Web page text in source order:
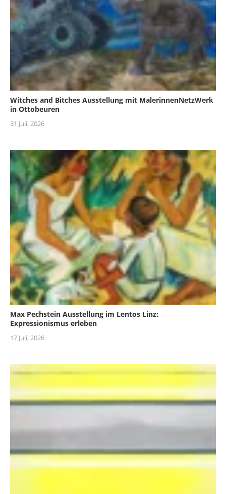
Witches and Bitches Ausstellung mit MalerinnenNetzWerk
in Ottobeuren
31 Juli, 2026
Max Pechstein Ausstellung im Lentos Linz:
Expressionismus erleben
17 Juli, 2026